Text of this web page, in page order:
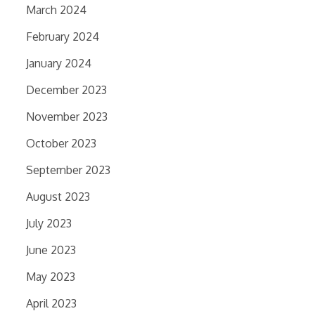
March 2024
February 2024
January 2024
December 2023
November 2023
October 2023
September 2023
August 2023
July 2023
June 2023
May 2023
April 2023